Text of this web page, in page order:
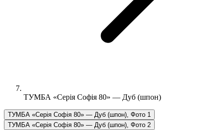
ТУМБА «Серія Софія 80» — Дуб (шпон)
ТУМБА «Серія Софія 80» — Дуб (шпон), Фото 1
ТУМБА «Серія Софія 80» — Дуб (шпон), Фото 2